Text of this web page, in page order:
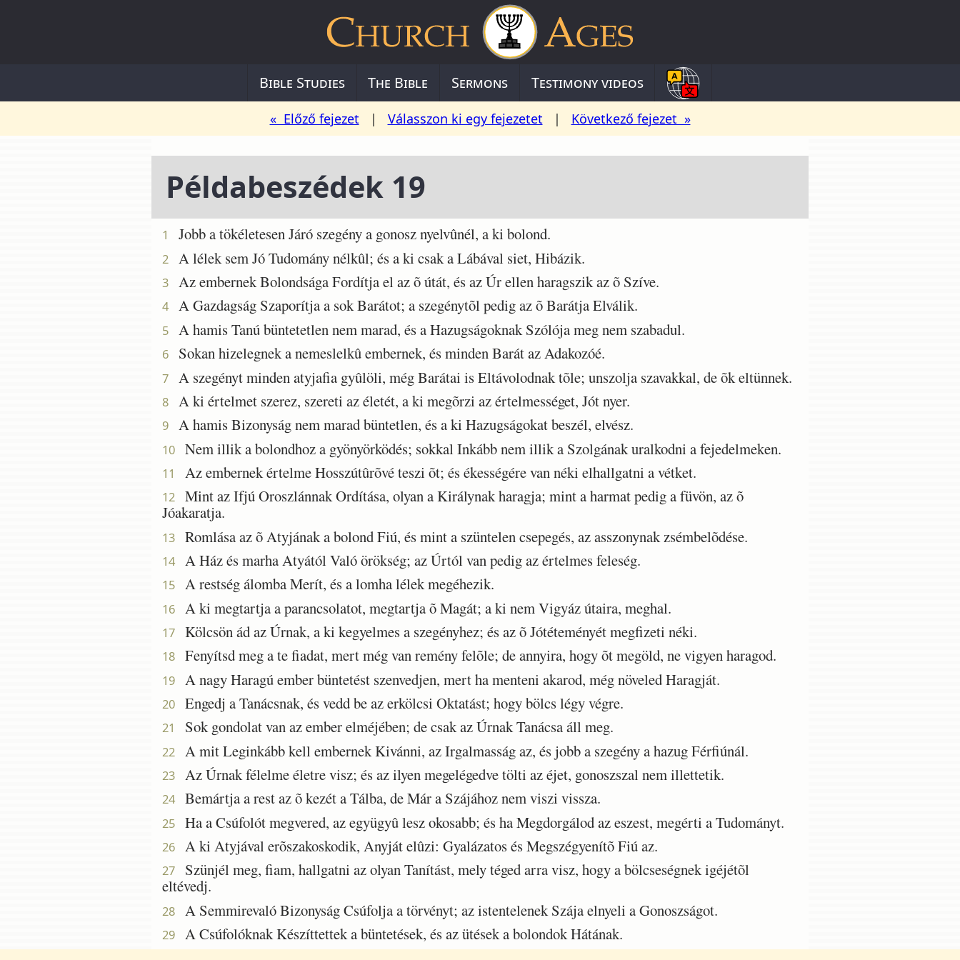
Bible Studies The Bible Sermons Testimony videos
« Előző fejezet | Válasszon ki egy fejezetet | Következő fejezet »
Példabeszédek 19
1 Jobb a tökéletesen Járó szegény a gonosz nyelvûnél, a ki bolond.
2 A lélek sem Jó Tudomány nélkûl; és a ki csak a Lábával siet, Hibázik.
3 Az embernek Bolondsága Fordítja el az õ útát, és az Úr ellen haragszik az õ Szíve.
4 A Gazdagság Szaporítja a sok Barátot; a szegénytõl pedig az õ Barátja Elválik.
5 A hamis Tanú büntetetlen nem marad, és a Hazugságoknak Szólója meg nem szabadul.
6 Sokan hizelegnek a nemeslelkû embernek, és minden Barát az Adakozóé.
7 A szegényt minden atyjafia gyûlöli, még Barátai is Eltávolodnak tõle; unszolja szavakkal, de õk eltünnek.
8 A ki értelmet szerez, szereti az életét, a ki megõrzi az értelmességet, Jót nyer.
9 A hamis Bizonyság nem marad büntetlen, és a ki Hazugságokat beszél, elvész.
10 Nem illik a bolondhoz a gyönyörködés; sokkal Inkább nem illik a Szolgának uralkodni a fejedelmeken.
11 Az embernek értelme Hosszútûrõvé teszi õt; és ékességére van néki elhallgatni a vétket.
12
Mint az Ifjú Oroszlánnak Ordítása, olyan a Királynak haragja; mint a harmat pedig a füvön, az õ
Jóakaratja.
13 Romlása az õ Atyjának a bolond Fiú, és mint a szüntelen csepegés, az asszonynak zsémbelõdése.
14 A Ház és marha Atyától Való örökség; az Úrtól van pedig az értelmes feleség.
15 A restség álomba Merít, és a lomha lélek megéhezik.
16 A ki megtartja a parancsolatot, megtartja õ Magát; a ki nem Vigyáz útaira, meghal.
17 Kölcsön ád az Úrnak, a ki kegyelmes a szegényhez; és az õ Jótéteményét megfizeti néki.
18 Fenyítsd meg a te fiadat, mert még van remény felõle; de annyira, hogy õt megöld, ne vigyen haragod.
19 A nagy Haragú ember büntetést szenvedjen, mert ha menteni akarod, még növeled Haragját.
20 Engedj a Tanácsnak, és vedd be az erkölcsi Oktatást; hogy bölcs légy végre.
21 Sok gondolat van az ember elméjében; de csak az Úrnak Tanácsa áll meg.
22 A mit Leginkább kell embernek Kivánni, az Irgalmasság az, és jobb a szegény a hazug Férfiúnál.
23 Az Úrnak félelme életre visz; és az ilyen megelégedve tölti az éjet, gonoszszal nem illettetik.
24 Bemártja a rest az õ kezét a Tálba, de Már a Szájához nem viszi vissza.
25 Ha a Csúfolót megvered, az együgyû lesz okosabb; és ha Megdorgálod az eszest, megérti a Tudományt.
26 A ki Atyjával erõszakoskodik, Anyját elûzi: Gyalázatos és Megszégyenítõ Fiú az.
27
Szünjél meg, fiam, hallgatni az olyan Tanítást, mely téged arra visz, hogy a bölcseségnek igéjétõl
eltévedj.
28 A Semmirevaló Bizonyság Csúfolja a törvényt; az istentelenek Szája elnyeli a Gonoszságot.
29 A Csúfolóknak Készíttettek a büntetések, és az ütések a bolondok Hátának.